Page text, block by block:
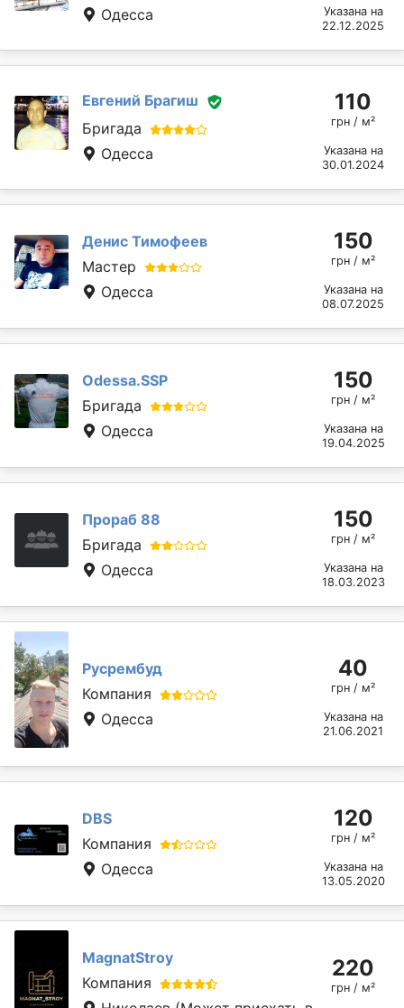
Одесса
Указана на
22.12.2025
Евгений Брагиш
Бригада
Одесса
110
грн / м²
Указана на
30.01.2024
Денис Тимофеев
Мастер
Одесса
150
грн / м²
Указана на
08.07.2025
Odessa.SSP
Бригада
Одесса
150
грн / м²
Указана на
19.04.2025
Прораб 88
Бригада
Одесса
150
грн / м²
Указана на
18.03.2023
Русрембуд
Компания
Одесса
40
грн / м²
Указана на
21.06.2021
DBS
Компания
Одесса
120
грн / м²
Указана на
13.05.2020
MagnatStroy
Компания
220
грн / м²